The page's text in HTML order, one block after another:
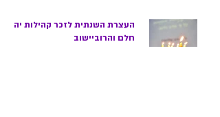
העצרת השנתית לזכר קהילות יהודי
חלם והרוביישוב